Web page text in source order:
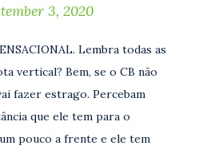
3, 2020
Lembra todas as
vertical? Bem, se o CB não
fazer estrago. Percebam
que ele tem para o
pouco a frente e ele tem